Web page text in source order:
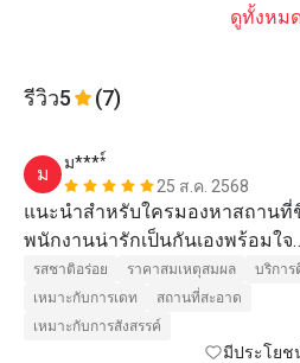
ดูทั้งหม
รีวิว5 (7)
ม
ม****์
25 ส.ค. 2568
แนะนำสำหรับใครมองหาสถานที่
พนักงานน่ารักเป็นกันเองพร้อมใจ
บริการ 8/10
รสชาติอร่อย ราคาสมเหตุสมผล
บริการ
เหมาะกับการเดท
สถานที่สะอาด
เหมาะกับการสังสรรค์
มีประโยช